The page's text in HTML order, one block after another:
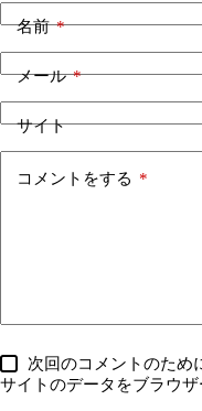
名前*
メール*
サイト
コメントをする *
次回のコメントのため
サイトのデータをブラウザ